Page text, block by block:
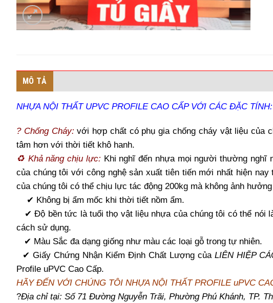
MÔ TẢ
NHỰA NỘI THẤT UPVC PROFILE CAO CẤP VỚI CÁC ĐẶC TÍNH:
? Chống Cháy: với hợp chất có phụ gia chống cháy vật liệu của
tâm hơn với thời tiết khô hanh.
♻ Khả năng chịu lực: Khi nghĩ đến nhựa mọi người thường nghĩ
của chúng tôi với công nghệ sản xuất tiên tiến mới nhất hiện
của chúng tôi có thể chịu lực tác động 200kg mà không ảnh
✔ Không bị ẩm mốc khi thời tiết nồm ẩm.
✔ Độ bền tức là tuổi thọ vật liệu nhựa của chúng tôi có thể nói
cách sử dụng.
✔ Màu Sắc đa dạng giống như màu các loại gỗ trong tự nhiên.
✔ Giấy Chứng Nhận Kiểm Định Chất Lượng của LIÊN HIỆP
Profile uPVC Cao Cấp.
HÃY ĐẾN VỚI CHÚNG TÔI NHỰA NỘI THẤT PROFILE uPVC
?Địa chỉ tại: Số 71 Đường Nguyễn Trãi, Phường Phú Khánh, TP.